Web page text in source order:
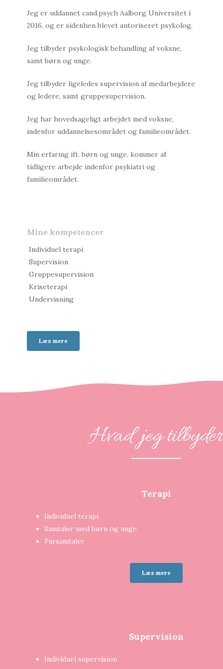
Jeg er uddannet cand.psych Aalborg Universitet i
2016, og er sidenhen blevet autoriseret psykolog.
Jeg tilbyder psykologisk behandling af voksne,
samt børn og unge.
Jeg tilbyder ligeledes supervision af medarbejdere
og ledere, samt gruppesupervision.
Jeg har hovedsageligt arbejdet med voksne,
indenfor uddannelsesområdet og familieområdet.
Min erfaring ift. børn og unge, kommer af
tidligere arbejde indenfor psykiatri og
familieområdet.
Mine kompetencer
Individuel terapi
Supervision
Gruppesupervision
Kriseterapi
Undervisning
Læs mere
Hvad jeg tilbyder
Terapi
Individuel terapi
Samtaler med børn og unge
Parsamtaler
Læs mere
Supervision
Individuel supervision